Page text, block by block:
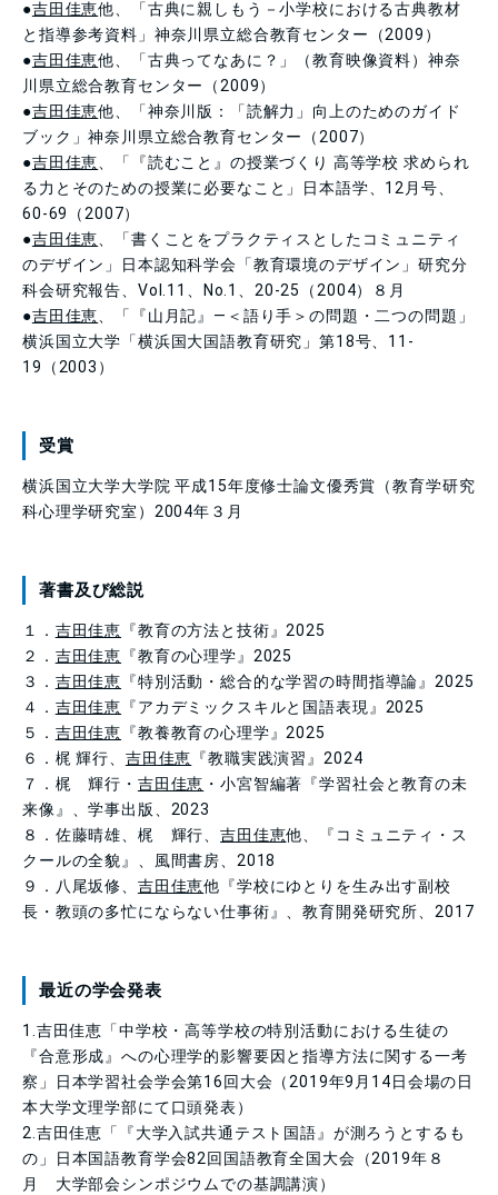
●吉田佳恵他、「古典に親しもう－小学校における古典教材
と指導参考資料」神奈川県立総合教育センター（2009）
●吉田佳恵他、「古典ってなあに？」（教育映像資料）神奈
川県立総合教育センター（2009）
●吉田佳恵他、「神奈川版：「読解力」向上のためのガイド
ブック」神奈川県立総合教育センター（2007）
●吉田佳恵 、「『読むこと』の授業づくり 高等学校 求められ
る力とそのための授業に必要なこと」日本語学、12月号、
60-69（2007）
●吉田佳恵 、「書くことをプラクティスとしたコミュニティ
のデザイン」日本認知科学会「教育環境のデザイン」研究分
科会研究報告、Vol.11、No.1、20-25（2004）８月
●吉田佳恵 、「『山月記』―＜語り手＞の問題・二つの問題」
横浜国立大学「横浜国大国語教育研究」第18号、11-
19（2003）
受賞
横浜国立大学大学院 平成15年度修士論文優秀賞（教育学研究
科心理学研究室）2004年３月
著書及び総説
１． 吉田佳恵 『教育の方法と技術』2025
２． 吉田佳恵 『教育の心理学』2025
３． 吉田佳恵 『特別活動・総合的な学習の時間指導論』2025
４． 吉田佳恵 『アカデミックスキルと国語表現』2025
５． 吉田佳恵 『教養教育の心理学』2025
６．梶 輝行、 吉田佳恵 『教職実践演習』2024
７．梶 輝行・ 吉田佳恵 ・小宮智編著『学習社会と教育の未
来像』、学事出版、2023
８．佐藤晴雄、梶 輝行、吉田佳恵他、『コミュニティ・ス
クールの全貌』、風間書房、2018
９．八尾坂修、 吉田佳恵他『学校にゆとりを生み出す副校
長・教頭の多忙にならない仕事術』、教育開発研究所、2017
最近の学会発表
1.吉田佳恵「中学校・高等学校の特別活動における生徒の
『合意形成』への心理学的影響要因と指導方法に関する一考
察」日本学習社会学会第16回大会（2019年9月14日会場の日
本大学文理学部にて口頭発表）
2.吉田佳恵「『大学入試共通テスト国語』が測ろうとするも
の」日本国語教育学会82回国語教育全国大会（2019年８
月 大学部会シンポジウムでの基調講演）